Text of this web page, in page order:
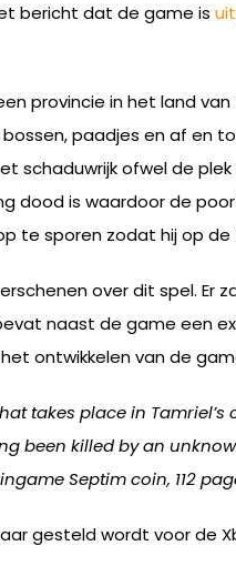
bericht dat de game is
provincie in het land
paadjes en af en
schaduwrijk ofwel de
dood is waardoor de
te sporen zodat hij op
over dit spel. Er
bevat naast de game een
ontwikkelen van de
takes place in
been killed by an
Septim coin, 112
gesteld wordt voor de